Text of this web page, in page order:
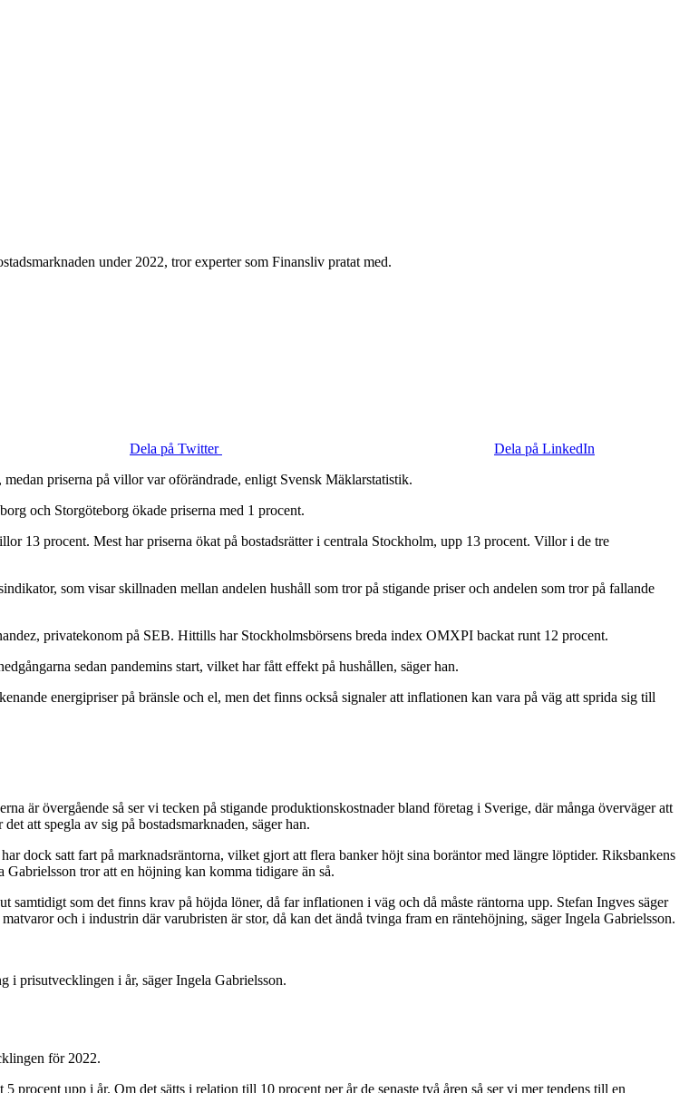
under 2022, tror experter som Finansliv pratat med.
Dela på Twitter
Dela på LinkedIn
priserna på villor var oförändrade, enligt Svensk Mäklarstatistik.
och Storgöteborg ökade priserna med 1 procent.
13 procent. Mest har priserna ökat på bostadsrätter i centrala Stockholm, upp 13 procent. Villor i de tre
som visar skillnaden mellan andelen hushåll som tror på stigande priser och andelen som tror på fallande
privatekonom på SEB. Hittills har Stockholmsbörsens breda index OMXPI backat runt 12 procent.
sedan pandemins start, vilket har fått effekt på hushållen, säger han.
energipriser på bränsle och el, men det finns också signaler att inflationen kan vara på väg att sprida sig till
övergående så ser vi tecken på stigande produktionskostnader bland företag i Sverige, där många överväger att
att spegla av sig på bostadsmarknaden, säger han.
dock satt fart på marknadsräntorna, vilket gjort att flera banker höjt sina boräntor med längre löptider. Riksbankens
tror att en höjning kan komma tidigare än så.
som det finns krav på höjda löner, då far inflationen i väg och då måste räntorna upp. Stefan Ingves säger
och i industrin där varubristen är stor, då kan det ändå tvinga fram en räntehöjning, säger Ingela Gabrielsson.
prisutvecklingen i år, säger Ingela Gabrielsson.
för 2022.
upp i år. Om det sätts i relation till 10 procent per år de senaste två åren så ser vi mer tendens till en